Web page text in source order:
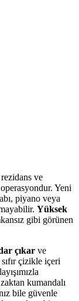
ve
Yeni
piyano veya
Yüksek
gibi görünen
çıkar ve
çizikle içeri
kumandalı
bile güvenle